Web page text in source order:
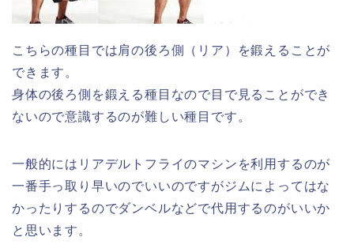
こちらの種目では肩の後ろ側（リア）を鍛えることが
できます。
身体の後ろ側を鍛える種目なので目で見ることができ
ないので意識するのが難しい種目です。
一般的にはリアデルトフライのマシンを利用するのが
一番手っ取り早いのでいいのですがジムによってはな
かったりするのでダンベルなどで代用するのがいいか
と思います。